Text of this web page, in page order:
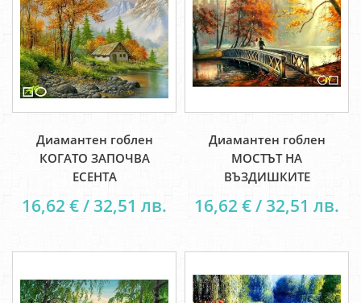
Диамантен гоблен
КОГАТО ЗАПОЧВА
ЕСЕНТА
16,62 € / 32,51 лв.
Диамантен гоблен
МОСТЪТ НА
ВЪЗДИШКИТЕ
16,62 € / 32,51 лв.